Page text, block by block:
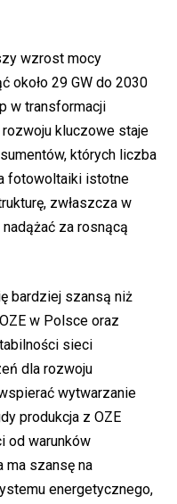
wzrost mocy
około 29 GW do 2030
w transformacji
kluczowe staje
których liczba
fotowoltaiki istotne
zwłaszcza w
za rosnącą
bardziej szansą niż
w Polsce oraz
sieci
dla rozwoju
wytwarzanie
produkcja z OZE
od warunków
ma szansę na
energetycznego,